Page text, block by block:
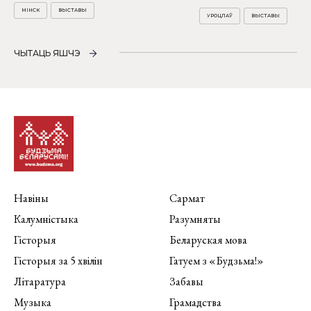
МІНСК
ВЫСТАВЫ
УРОЦЛАЎ
ВЫСТАВЫ
ЧЫТАЦЬ ЯШЧЭ
Навіны
Калумністыка
Гісторыя
Гісторыя за 5 хвілін
Літаратура
Музыка
Сармат
Разумняты
Беларуская мова
Гатуем з «Будзьма!»
Забавы
Грамадства